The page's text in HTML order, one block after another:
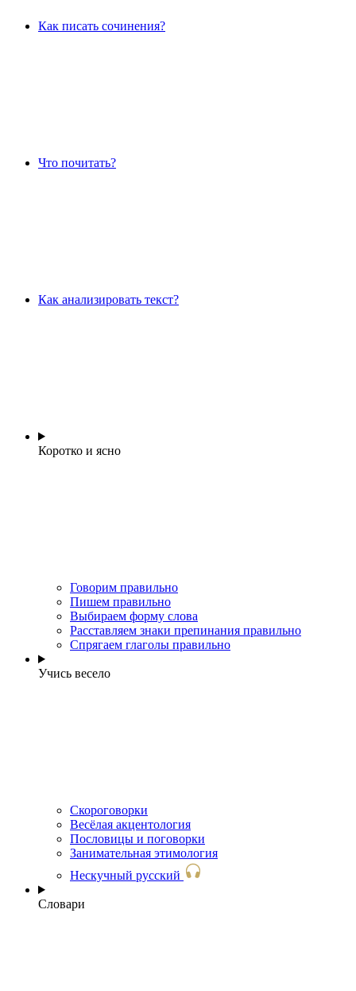
Как писать сочинения?
Что почитать?
Как анализировать текст?
Коротко и ясно
Говорим правильно
Пишем правильно
Выбираем форму слова
Расставляем знаки препинания правильно
Спрягаем глаголы правильно
Учись весело
Скороговорки
Весёлая акцентология
Пословицы и поговорки
Занимательная этимология
Нескучный русский
Словари